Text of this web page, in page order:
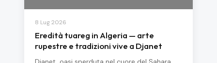
8 Lug 2026
Eredità tuareg in Algeria — arte
rupestre e tradizioni vive a Djanet